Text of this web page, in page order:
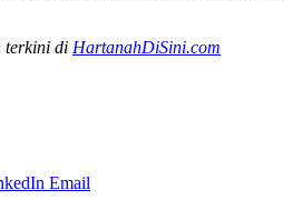
terkini di HartanahDiSini.com
Email